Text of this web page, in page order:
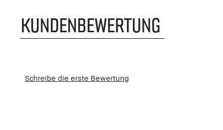
KUNDENBEWERTUNG
Schreibe die erste Bewertung